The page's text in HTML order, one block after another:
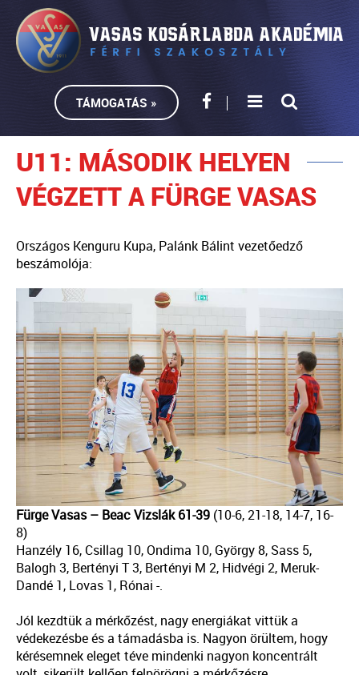
TÁMOGATÁS »
U11: MÁSODIK HELYEN
VÉGZETT A FÜRGE VASAS
Országos Kenguru Kupa, Palánk Bálint vezetőedző
beszámolója:
Fürge Vasas – Beac Vizslák 61-39 (10-6, 21-18, 14-7, 16-
8)
Hanzély 16, Csillag 10, Ondima 10, György 8, Sass 5,
Balogh 3, Bertényi T 3, Bertényi M 2, Hidvégi 2, Meruk-
Dandé 1, Lovas 1, Rónai -.
Jól kezdtük a mérkőzést, nagy energiákat vittük a
védekezésbe és a támadásba is. Nagyon örültem, hogy
kérésemnek eleget téve mindenki nagyon koncentrált